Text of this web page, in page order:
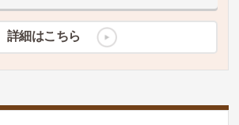
詳細はこちら